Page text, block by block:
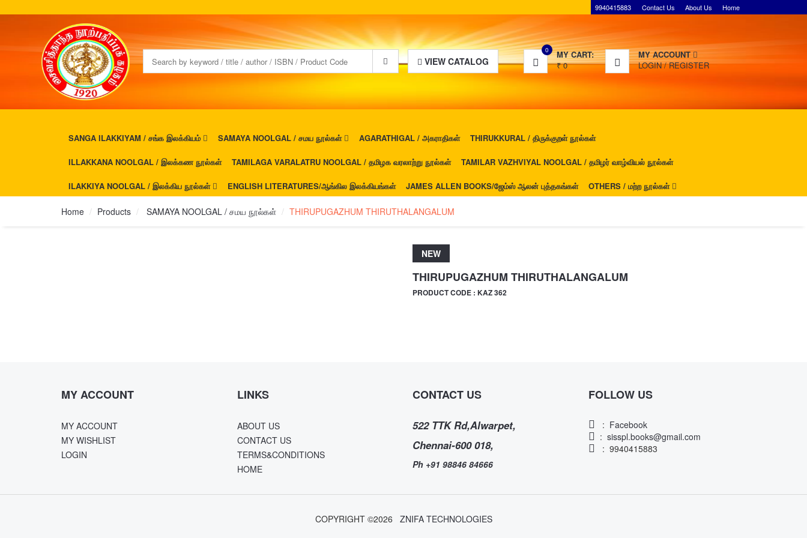
9940415883 Contact Us About Us Home
VIEW CATALOG
0
MY CART:
₹0
MY ACCOUNT
LOGIN/REGISTER
SANGA ILAKKIYAM / சங்க இலக்கியம் SAMAYA NOOLGAL / சமய நூல்கள் AGARATHIGAL / அகராதிகள் THIRUKKURAL / திருக்குறள் நூல்கள்
ILLAKKANA NOOLGAL / இலக்கண நூல்கள் TAMILAGA VARALATRU NOOLGAL / தமிழக வரலாற்று நூல்கள் TAMILAR VAZHVIYAL NOOLGAL / தமிழர் வாழ்வியல் நூல்கள்
ILAKKIYA NOOLGAL / இலக்கிய நூல்கள் ENGLISH LITERATURES/ஆங்கில இலக்கியங்கள் JAMES ALLEN BOOKS/ஜேம்ஸ் ஆலன் புத்தகங்கள் OTHERS / மற்ற நூல்கள்
Home Products SAMAYA NOOLGAL / சமய நூல்கள் THIRUPUGAZHUM THIRUTHALANGALUM
NEW
THIRUPUGAZHUM THIRUTHALANGALUM
PRODUCT CODE : KAZ 362
MY ACCOUNT
MY ACCOUNT
MY WISHLIST
LOGIN
LINKS
ABOUT US
CONTACT US
TERMS&CONDITIONS
HOME
CONTACT US
522 TTK Rd,Alwarpet,
Chennai-600 018,
Ph +91 98846 84666
FOLLOW US
: Facebook
: sisspl.books@gmail.com
: 9940415883
COPYRIGHT ©2026 ZNIFA TECHNOLOGIES